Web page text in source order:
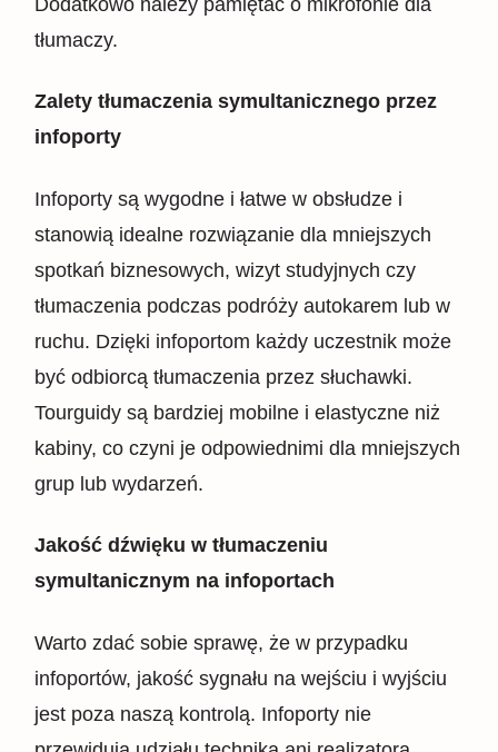
Dodatkowo należy pamiętać o mikrofonie dla
tłumaczy.
Zalety tłumaczenia symultanicznego przez
infoporty
Infoporty są wygodne i łatwe w obsłudze i
stanowią idealne rozwiązanie dla mniejszych
spotkań biznesowych, wizyt studyjnych czy
tłumaczenia podczas podróży autokarem lub w
ruchu. Dzięki infoportom każdy uczestnik może
być odbiorcą tłumaczenia przez słuchawki.
Tourguidy są bardziej mobilne i elastyczne niż
kabiny, co czyni je odpowiednimi dla mniejszych
grup lub wydarzeń.
Jakość dźwięku w tłumaczeniu
symultanicznym na infoportach
Warto zdać sobie sprawę, że w przypadku
infoportów, jakość sygnału na wejściu i wyjściu
jest poza naszą kontrolą. Infoporty nie